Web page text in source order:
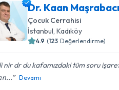
Dr. Kaan
Çocuk Cerrahisi
İstanbul,Kadıköy
4.9 (123 Değerlendirme)
nir dr du kafamızdaki tüm soru
Devamı